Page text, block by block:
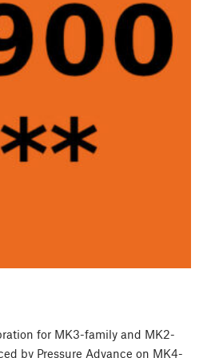
for MK3-family and MK2-
by Pressure Advance on MK4-